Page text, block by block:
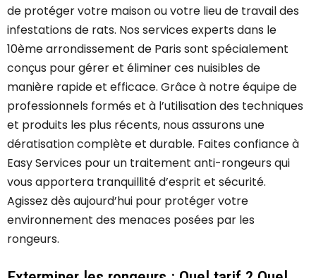
de protéger votre maison ou votre lieu de travail des
infestations de rats. Nos services experts dans le
10ème arrondissement de Paris sont spécialement
conçus pour gérer et éliminer ces nuisibles de
manière rapide et efficace. Grâce à notre équipe de
professionnels formés et à l’utilisation des techniques
et produits les plus récents, nous assurons une
dératisation complète et durable. Faites confiance à
Easy Services pour un traitement anti-rongeurs qui
vous apportera tranquillité d’esprit et sécurité.
Agissez dès aujourd’hui pour protéger votre
environnement des menaces posées par les
rongeurs.